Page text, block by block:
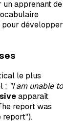
apprenant de
pour développer
le plus
; "I am unable to
apparaît
report was
report").